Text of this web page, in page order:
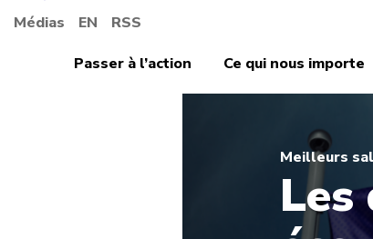
Médias EN RSS
Passer à l’action
Ce qui nous importe
Meilleurs